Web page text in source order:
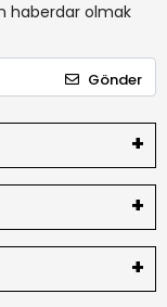
haberdar olmak
Gönder